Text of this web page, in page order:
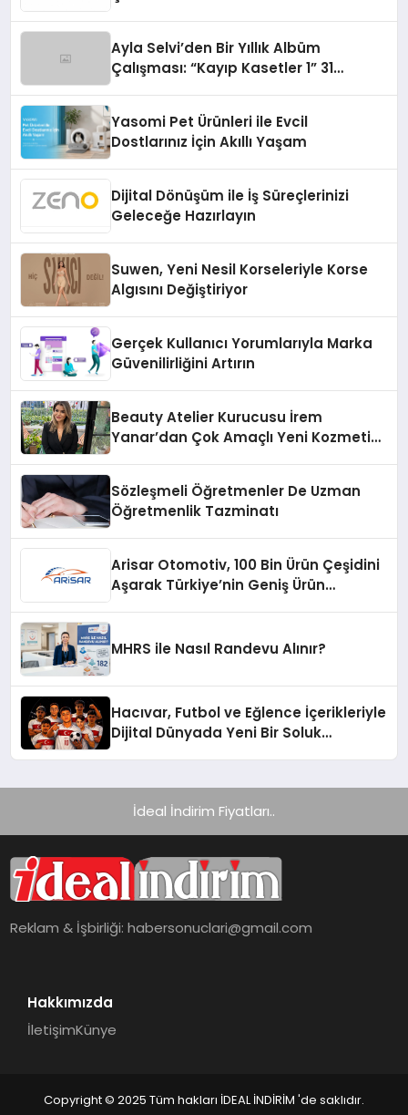
Ayla Selvi’den Bir Yıllık Albüm
Çalışması: “Kayıp Kasetler 1” 31
Yasomi Pet Ürünleri ile Evcil
Dostlarınız İçin Akıllı Yaşam
Dijital Dönüşüm ile İş Süreçlerinizi
Geleceğe Hazırlayın
Suwen, Yeni Nesil Korseleriyle Korse
Algısını Değiştiriyor
Gerçek Kullanıcı Yorumlarıyla Marka
Güvenilirliğini Artırın
Beauty Atelier Kurucusu İrem
Yanar’dan Çok Amaçlı Yeni Kozmetik
Sözleşmeli Öğretmenler De Uzman
Öğretmenlik Tazminatı
Arisar Otomotiv, 100 Bin Ürün Çeşidini
Aşarak Türkiye’nin Geniş Ürün
MHRS ile Nasıl Randevu Alınır?
Hacıvar, Futbol ve Eğlence İçerikleriyle
Dijital Dünyada Yeni Bir Soluk
İdeal İndirim Fiyatları..
Reklam & İşbirliği:habersonuclari@gmail.com
Hakkımızda
İletişimKünye
Copyright © 2025 Tüm hakları İDEAL İNDİRİM 'de saklıdır.